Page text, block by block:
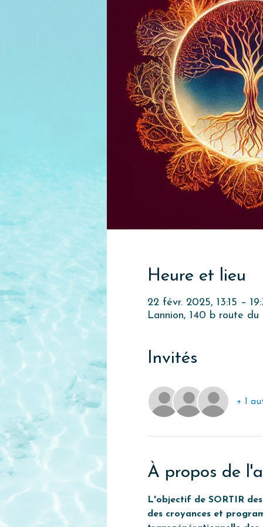
Heure et lieu
22 févr. 2025, 13:15 –
Lannion, 140 b route du
Invités
+ 1
À propos de
L'objectif de SORTIR
des croyances et